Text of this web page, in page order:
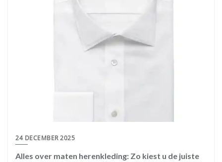
24 DECEMBER 2025
Alles over maten herenkleding: Zo kiest u de juiste